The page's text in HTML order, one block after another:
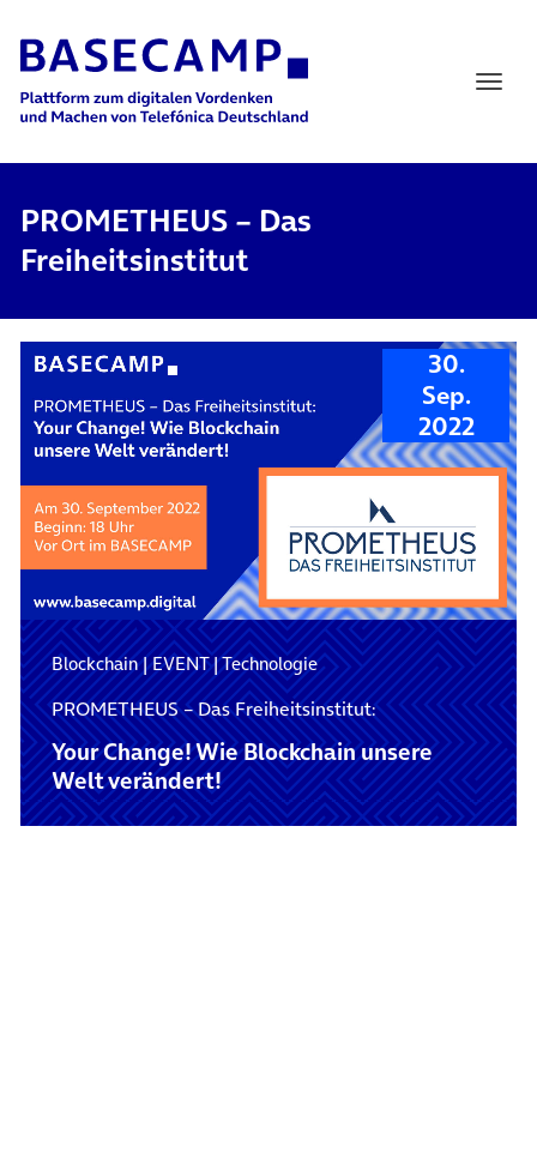
Main Navigation
PROMETHEUS – Das
Freiheitsinstitut
30.
Sep.
2022
Blockchain|EVENT|Technologie
PROMETHEUS – Das Freiheitsinstitut:
Your Change! Wie Blockchain unsere
Welt verändert!